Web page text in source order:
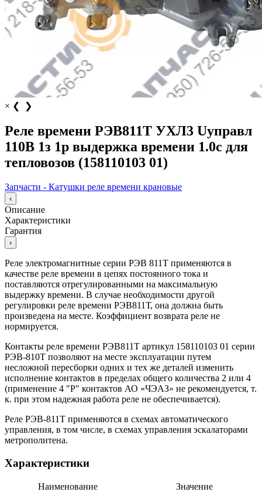
× ❮ ❯
Реле времени РЭВ811Т УХЛ3 Uуправл
110В 1з 1р выдержка времени 1.0с для
тепловозов (158110103 01)
Запчасти - Катушки реле времени крановые
‹
Описание
Характеристики
Гарантия
›
Реле электромагнитные серии РЭВ 811Т применяются в
качестве реле времени в цепях постоянного тока и
поставляются отрегулированными на максимальную
выдержку времени. В случае необходимости другой
регулировки реле времени РЭВ811Т, она должна быть
произведена на месте. Коэффициент возврата реле не
нормируется.
Контакты реле времени РЭВ811Т артикул 158110103 01 серии
РЭВ-810Т позволяют на месте эксплуатации путем
несложной пересборки одних и тех же деталей изменить
исполнение контактов в пределах общего количества 2 или 4
(применение 4 "Р" контактов АО «ЧЭАЗ» не рекомендуется, т.
к. при этом надежная работа реле не обеспечивается).
Реле РЭВ-811Т применяются в схемах автоматического
управления, в том числе, в схемах управления эскалаторами
метрополитена.
Характеристики
Наименование Значение